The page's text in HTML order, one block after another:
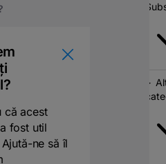
că acest
fost util
ne să îl